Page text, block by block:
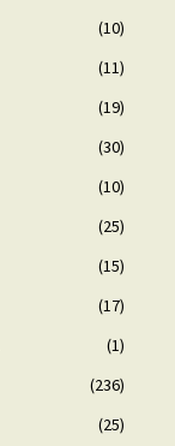
(10)
(11)
(19)
(30)
(10)
(25)
(15)
(17)
(1)
(236)
(25)